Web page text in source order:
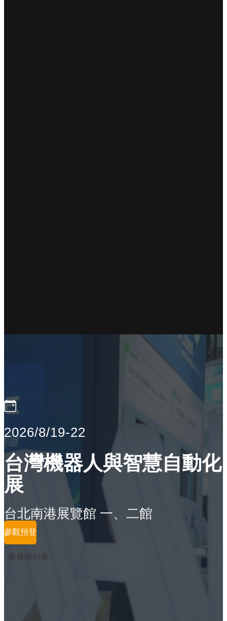
2026/8/19-22
台灣機器人與智慧自動化
展
台北南港展覽館 一、二館
參觀預登
參展商列表